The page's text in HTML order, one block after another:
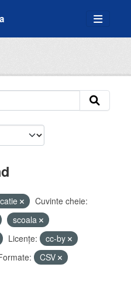
Cuvinte cheie:
scoala
Licenţe:
cc-by
CSV